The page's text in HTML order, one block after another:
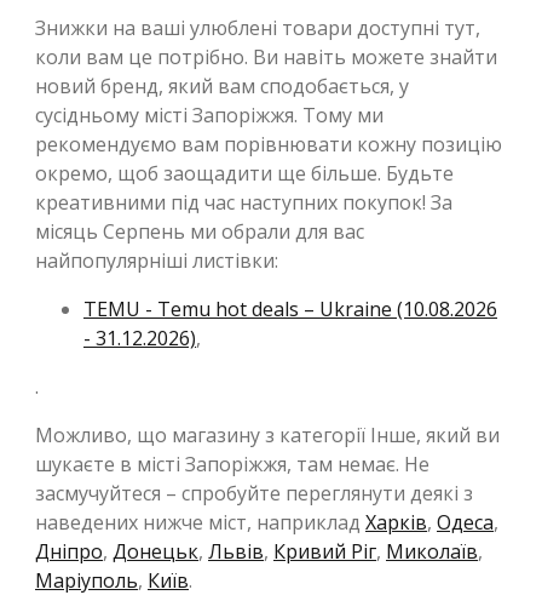
Знижки на ваші улюблені товари доступні тут,
коли вам це потрібно. Ви навіть можете знайти
новий бренд, який вам сподобається, у
сусідньому місті Запоріжжя. Тому ми
рекомендуємо вам порівнювати кожну позицію
окремо, щоб заощадити ще більше. Будьте
креативними під час наступних покупок! За
місяць Серпень ми обрали для вас
найпопулярніші листівки:
TEMU - Temu hot deals – Ukraine (10.08.2026
- 31.12.2026),
.
Можливо, що магазину з категорії Інше, який ви
шукаєте в місті Запоріжжя, там немає. Не
засмучуйтеся – спробуйте переглянути деякі з
наведених нижче міст, наприклад Харків, Одеса,
Дніпро, Донецьк, Львів, Кривий Ріг, Миколаїв,
Маріуполь, Київ.